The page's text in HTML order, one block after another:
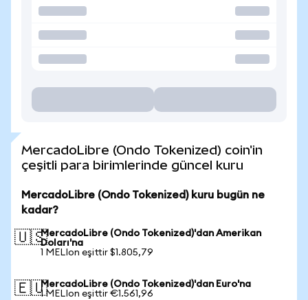
MercadoLibre (Ondo Tokenized) coin'in
çeşitli para birimlerinde güncel kuru
MercadoLibre (Ondo Tokenized) kuru bugün ne
kadar?
🇺🇸MercadoLibre (Ondo Tokenized)'dan Amerikan
Doları'na
1 MELIon eşittir $1.805,79
🇪🇺MercadoLibre (Ondo Tokenized)'dan Euro'na
1 MELIon eşittir €1.561,96